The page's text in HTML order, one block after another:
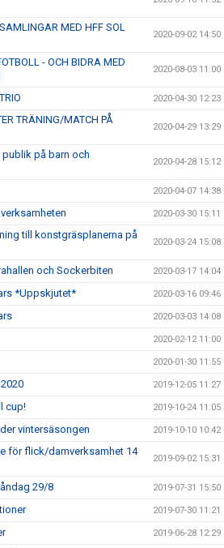
MED HFF SOL
2020-09-02 14:50
- OCH BIDRA MED
2020-08-03 11:00
2020-04-30 12:23
TRÄNING/MATCH PÅ
2020-04-29 13:29
på barn och
2020-04-28 15:12
2020-04-07 14:38
2020-03-30 15:11
till konstgräsplanerna på
2020-03-24 15:08
och Sockerbiten 2020-03-17 14:04
*Uppskjutet* 2020-03-16 09:46
2020-03-03 14:08
2020-02-12 11:00
2020-01-30 11:55
2019-12-05 11:27
cup! 2019-10-24 11:05
vintersäsongen 2019-10-10 10:42
för flick/damverksamhet 14
2019-09-02 15:31
29/8 2019-07-31 15:50
2019-07-30 11:21
2019-06-28 12:29